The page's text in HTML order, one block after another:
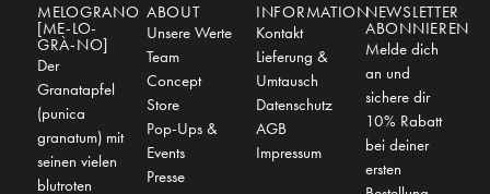
MELOGRANO
[ME-LO-
GRÀ-NO]
Der
Granatapfel
(punica
granatum) mit
seinen vielen
blutroten
ABOUT
Unsere Werte
Team
Concept
Store
Pop-Ups &
Events
Presse
INFORMATION
Kontakt
Lieferung &
Umtausch
Datenschutz
AGB
Impressum
NEWSLETTER
ABONNIEREN
Melde dich
an und
sichere dir
10% Rabatt
bei deiner
ersten